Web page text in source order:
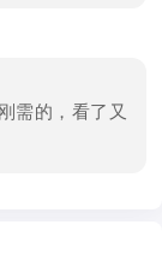
需的，看了又